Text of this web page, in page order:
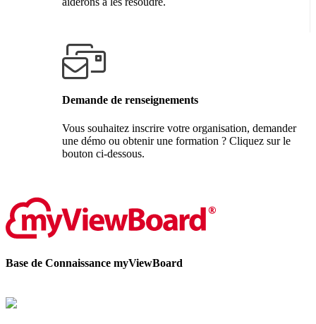
Demande de renseignements
Vous souhaitez inscrire votre organisation, demander
une démo ou obtenir une formation ? Cliquez sur le
bouton ci-dessous.
Base de Connaissance myViewBoard